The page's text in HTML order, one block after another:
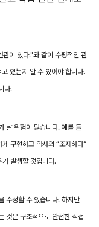
관이 있다."와 같이 수평적인 관
있는지 알 수 있어야 합니다.
다.
날 위험이 많습니다. 예를 들
게 구현하고 약사의 “조재하다”
발생할 것입니다.
수정할 수 있습니다. 하지만
것은 구조적으로 안전한 직접